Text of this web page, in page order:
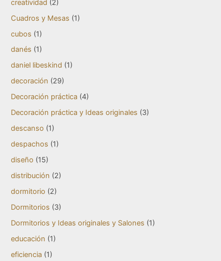
creatividad (2)
Cuadros y Mesas (1)
cubos (1)
danés (1)
daniel libeskind (1)
decoración (29)
Decoración práctica (4)
Decoración práctica y Ideas originales (3)
descanso (1)
despachos (1)
diseño (15)
distribución (2)
dormitorio (2)
Dormitorios (3)
Dormitorios y Ideas originales y Salones (1)
educación (1)
eficiencia (1)